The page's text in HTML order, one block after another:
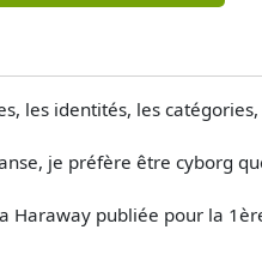
identités, les catégories,
je préfère être cyborg
Haraway publiée pour la